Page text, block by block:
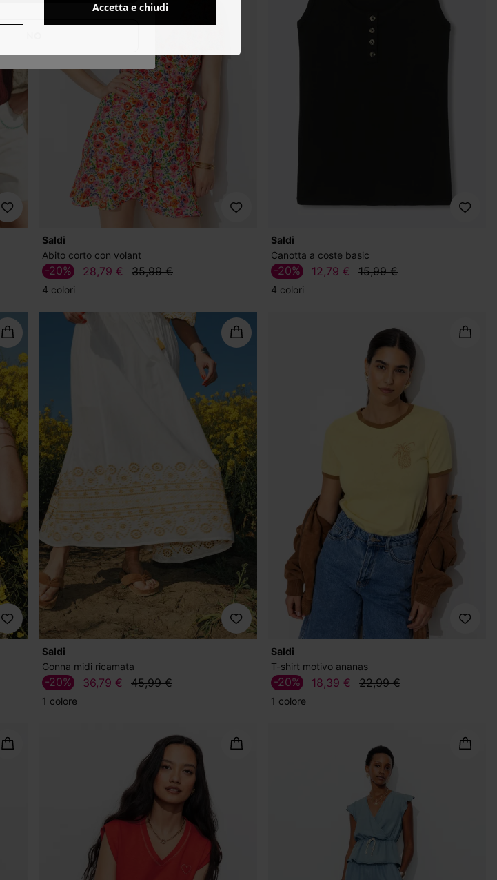
Saldi
Abito corto con volant
28,79 € 35,99 €
-20%
4 colori
Saldi
Canotta a coste basic
12,79 € 15,99 €
-20%
4 colori
Saldi
Gonna midi ricamata
36,79 € 45,99 €
-20%
1 colore
Saldi
T-shirt motivo ananas
18,39 € 22,99 €
-20%
1 colore
Accetta e chiudi